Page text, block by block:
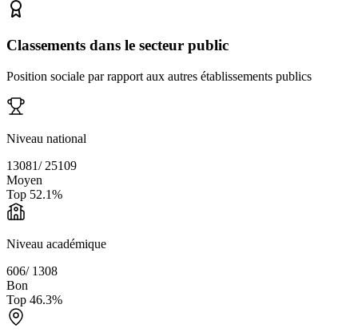
Classements dans le secteur public
Position sociale par rapport aux autres établissements publics
Niveau national
13081/ 25109
Moyen
Top 52.1%
Niveau académique
606/ 1308
Bon
Top 46.3%